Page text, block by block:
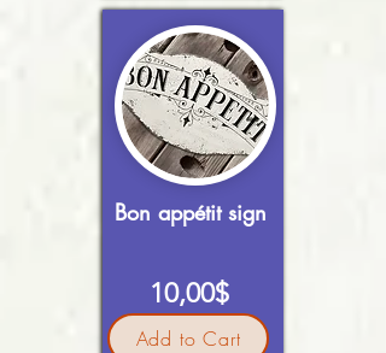
Bon appétit sign
10,00$
Add to Cart